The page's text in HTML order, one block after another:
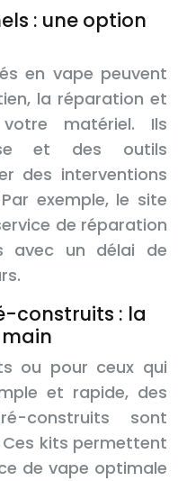
: une option
en vape peuvent
la réparation et
matériel. Ils
et des outils
des interventions
exemple, le site
de réparation
avec un délai de
construits : la
ou pour ceux qui
et rapide, des
construits sont
kits permettent
de vape optimale